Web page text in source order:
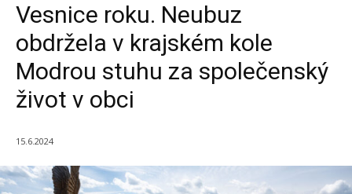
Vesnice roku. Neubuz
obdržela v krajském kole
Modrou stuhu za společenský
život v obci
15.6.2024